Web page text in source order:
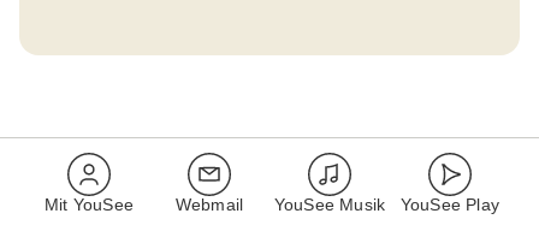
Mit YouSee Webmail YouSee Musik YouSee Play